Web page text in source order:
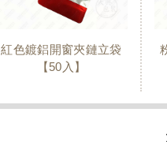
紅色鍍鋁開窗夾鏈立袋
【50入】